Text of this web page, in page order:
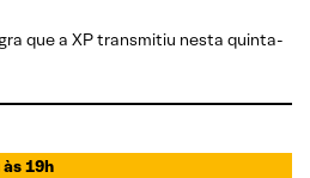
que a XP transmitiu nesta quinta-
19h